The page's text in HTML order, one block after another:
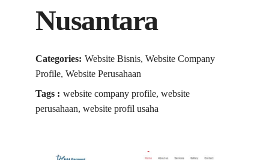
Nusantara
Categories: Website Bisnis, Website Company
Profile, Website Perusahaan
Tags : website company profile, website
perusahaan, website profil usaha